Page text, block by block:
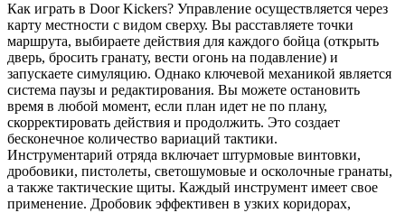
Как играть в Door Kickers? Управление осуществляется через
карту местности с видом сверху. Вы расставляете точки
маршрута, выбираете действия для каждого бойца (открыть
дверь, бросить гранату, вести огонь на подавление) и
запускаете симуляцию. Однако ключевой механикой является
система паузы и редактирования. Вы можете остановить
время в любой момент, если план идет не по плану,
скорректировать действия и продолжить. Это создает
бесконечное количество вариаций тактики.
Инструментарий отряда включает штурмовые винтовки,
дробовики, пистолеты, светошумовые и осколочные гранаты,
а также тактические щиты. Каждый инструмент имеет свое
применение. Дробовик эффективен в узких коридорах,